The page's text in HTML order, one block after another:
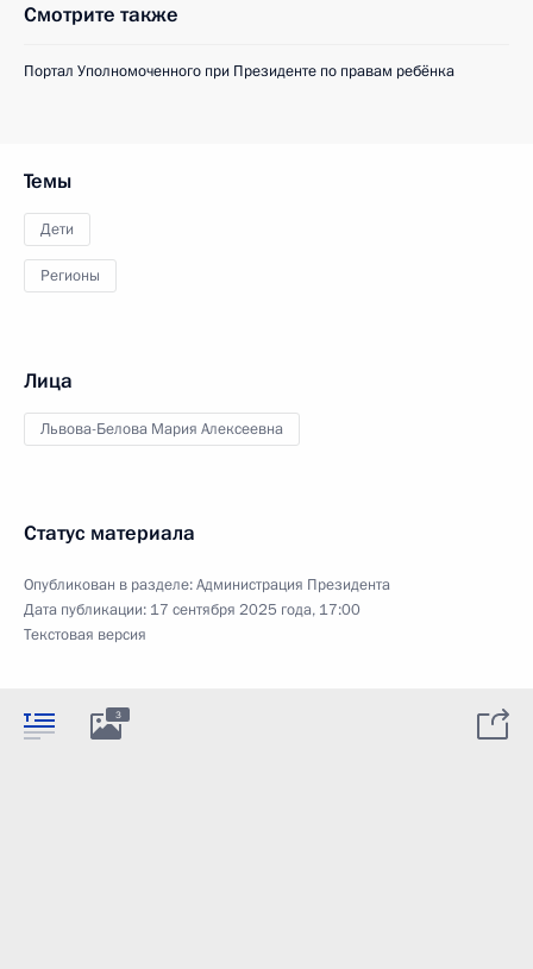
Смотрите также
Портал Уполномоченного при Президенте по правам ребёнка
Темы
Дети
Регионы
Лица
Львова-Белова Мария Алексеевна
Статус материала
Опубликован в разделе:Администрация Президента
Дата публикации: 17 сентября 2025 года, 17:00
Текстовая версия
3